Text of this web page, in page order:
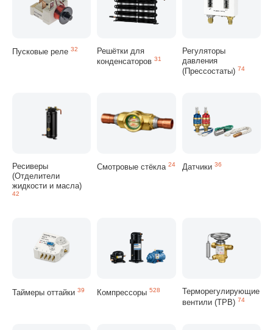
Пусковые реле 32
Решётки для
конденсаторов31
Регуляторы
давления
(Прессостаты) 74
Ресиверы
(Отделители
жидкости и масла)
42
Смотровые стёкла24 Датчики 36
Таймеры оттайки 39 Компрессоры528
Терморегулирующие
вентили (ТРВ) 74